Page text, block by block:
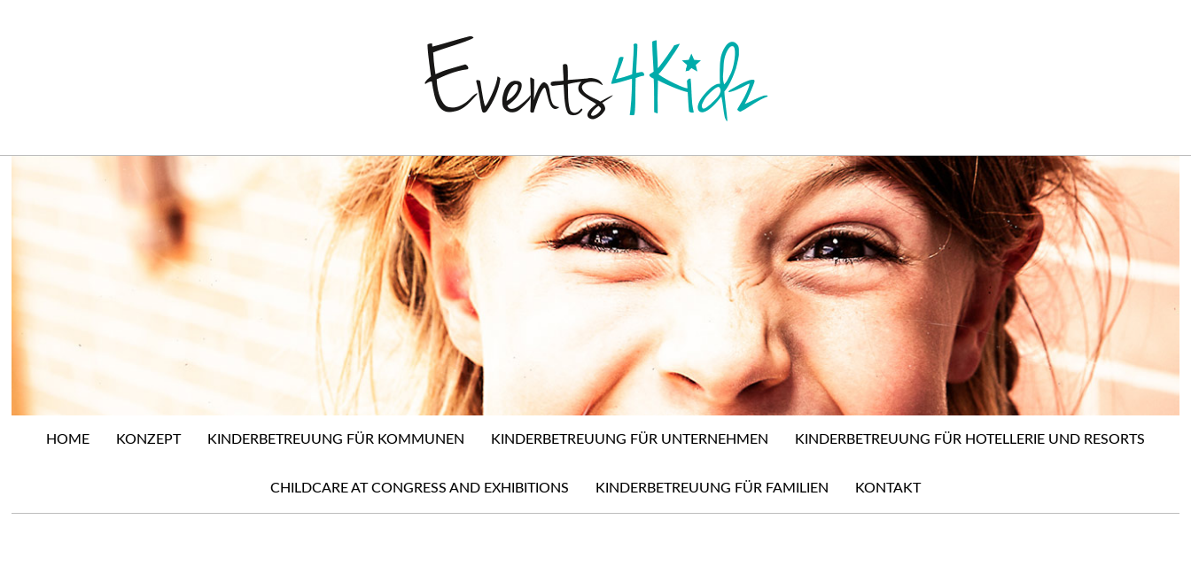
HOME KONZEPT KINDERBETREUUNG FÜR KOMMUNEN KINDERBETREUUNG FÜR UNTERNEHMEN KINDERBETREUUNG FÜR HOTELLERIE UND RESORTS
CHILDCARE AT CONGRESS AND EXHIBITIONS KINDERBETREUUNG FÜR FAMILIEN KONTAKT